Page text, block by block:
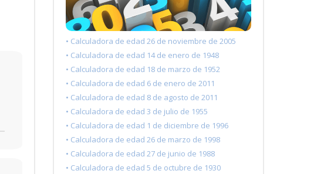
• Calculadora de edad 26 de noviembre de 2005
• Calculadora de edad 14 de enero de 1948
• Calculadora de edad 18 de marzo de 1952
• Calculadora de edad 6 de enero de 2011
• Calculadora de edad 8 de agosto de 2011
• Calculadora de edad 3 de julio de 1955
• Calculadora de edad 1 de diciembre de 1996
• Calculadora de edad 26 de marzo de 1998
• Calculadora de edad 27 de junio de 1988
• Calculadora de edad 5 de octubre de 1930